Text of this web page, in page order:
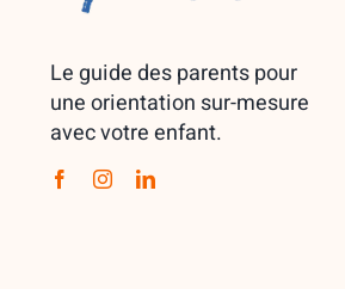
Le guide des parents pour
une orientation sur-mesure
avec votre enfant.